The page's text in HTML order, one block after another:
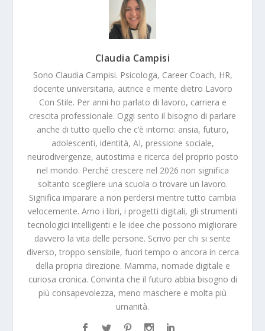
Claudia Campisi
Sono Claudia Campisi. Psicologa, Career Coach, HR,
docente universitaria, autrice e mente dietro Lavoro
Con Stile. Per anni ho parlato di lavoro, carriera e
crescita professionale. Oggi sento il bisogno di parlare
anche di tutto quello che c’è intorno: ansia, futuro,
adolescenti, identità, AI, pressione sociale,
neurodivergenze, autostima e ricerca del proprio posto
nel mondo. Perché crescere nel 2026 non significa
soltanto scegliere una scuola o trovare un lavoro.
Significa imparare a non perdersi mentre tutto cambia
velocemente. Amo i libri, i progetti digitali, gli strumenti
tecnologici intelligenti e le idee che possono migliorare
davvero la vita delle persone. Scrivo per chi si sente
diverso, troppo sensibile, fuori tempo o ancora in cerca
della propria direzione. Mamma, nomade digitale e
curiosa cronica. Convinta che il futuro abbia bisogno di
più consapevolezza, meno maschere e molta più
umanità.